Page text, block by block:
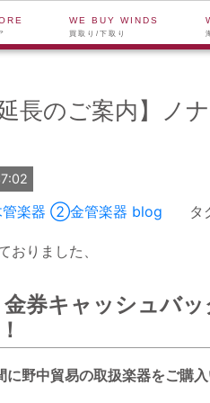
WE BUY WINDS
買取り/下取り
延長のご案内】
楽器 ②金管楽器 blog タ
おりました、
金券キャッシュバ
に野中貿易の取扱楽器をご購